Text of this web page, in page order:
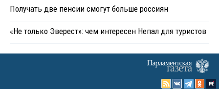
Получать две пенсии смогут больше россиян
«Не только Эверест»: чем интересен Непал для туристов